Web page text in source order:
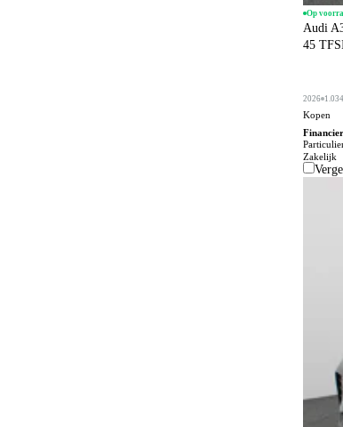
Op
Audi
45
2026
Kopen
Zakelijk